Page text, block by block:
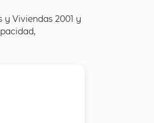
Viviendas 2001 y